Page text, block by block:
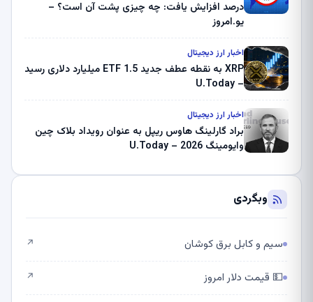
درصد افزایش یافت: چه چیزی پشت آن است؟ –
یو.امروز
اخبار ارز دیجیتال
XRP به نقطه عطف جدید ETF 1.5 میلیارد دلاری رسید
– U.Today
اخبار ارز دیجیتال
براد گارلینگ هاوس ریپل به عنوان رویداد بلاک چین
وایومینگ 2026 – U.Today
وبگردی
سیم و کابل برق کوشان ↗
💵 قیمت دلار امروز ↗